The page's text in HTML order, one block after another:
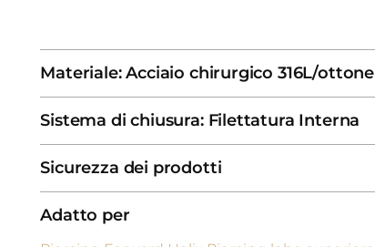
Materiale: Acciaio chirurgico 316L/ottone
Sistema di chiusura: Filettatura Interna
Sicurezza dei prodotti
Adatto per